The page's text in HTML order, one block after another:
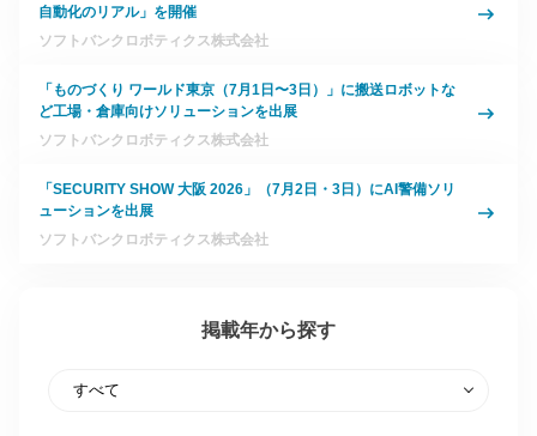
自動化のリアル」を開催
ソフトバンクロボティクス株式会社
「ものづくり ワールド東京（7月1日〜3日）」に搬送ロボットな
ど工場・倉庫向けソリューションを出展
ソフトバンクロボティクス株式会社
「SECURITY SHOW 大阪 2026」（7月2日・3日）にAI警備ソリ
ューションを出展
ソフトバンクロボティクス株式会社
掲載年から探す